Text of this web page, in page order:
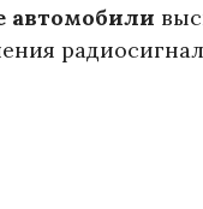
автомобили